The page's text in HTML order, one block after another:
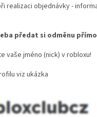
realizaci objednávky -
předat si odměnu
vaše jméno (nick) v robloxu!
viz ukázka